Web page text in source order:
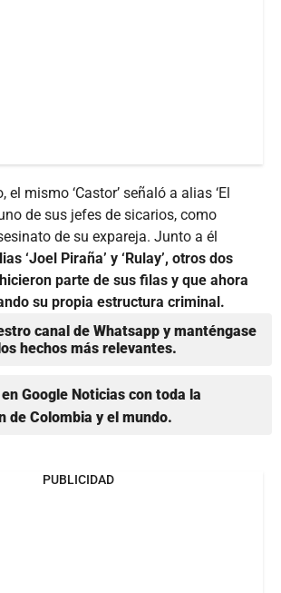
mismo ‘Castor’ señaló a alias ‘El
de sus jefes de sicarios, como
de su expareja. Junto a él
‘Joel Piraña’ y ‘Rulay’, otros dos
parte de sus filas y que ahora
su propia estructura criminal.
canal de Whatsapp y manténgase
hechos más relevantes.
Google Noticias con toda la
de Colombia y el mundo.
PUBLICIDAD